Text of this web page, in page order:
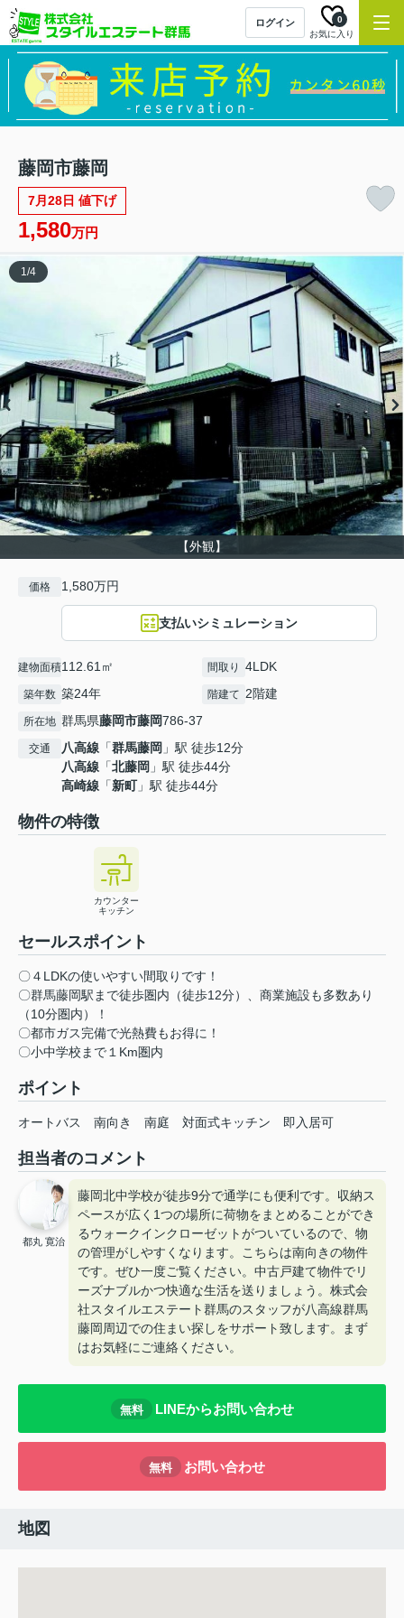
ログイン
お気に入り
0
藤岡市藤岡
7月28日 値下げ
1,580万円
【外観】
1 /4
価格 1,580万円
支払いシミュレーション
建物面積112.61㎡ 間取り 4LDK
築年数 築24年 階建て 2階建
所在地 群馬県藤岡市藤岡786-37
交通 八高線 「群馬藤岡 」駅 徒歩12分
八高線 「北藤岡 」駅 徒歩44分
高崎線 「新町」駅 徒歩44分
物件の特徴
カウンター
キッチン
セールスポイント
〇４LDKの使いやすい間取りです！
〇群馬藤岡駅まで徒歩圏内（徒歩12分）、商業施設も多数あり
（10分圏内）！
〇都市ガス完備で光熱費もお得に！
〇小中学校まで１Km圏内
ポイント
オートバス 南向き 南庭 対面式キッチン 即入居可
担当者のコメント
都丸 寛治
藤岡北中学校が徒歩9分で通学にも便利です。収納ス
ペースが広く1つの場所に荷物をまとめることができ
るウォークインクローゼットがついているので、物
の管理がしやすくなります。こちらは南向きの物件
です。ぜひ一度ご覧ください。中古戸建て物件でリ
ーズナブルかつ快適な生活を送りましょう。株式会
社スタイルエステート群馬のスタッフが八高線群馬
藤岡周辺での住まい探しをサポート致します。まず
はお気軽にご連絡ください。
無料 LINEからお問い合わせ
無料 お問い合わせ
地図